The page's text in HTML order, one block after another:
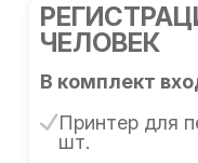
ЧЕЛОВЕК
В комплект
Принтер для
шт.